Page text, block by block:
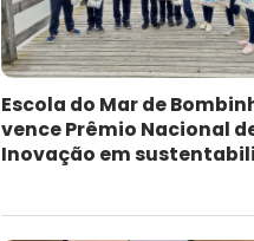
Escola do Mar de
vence Prêmio Nacional
Inovação em